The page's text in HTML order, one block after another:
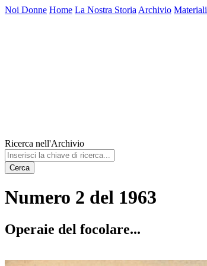
Noi Donne Home La Nostra Storia Archivio Materiali
Ricerca nell'Archivio
Cerca
Numero 2 del 1963
Operaie del focolare...